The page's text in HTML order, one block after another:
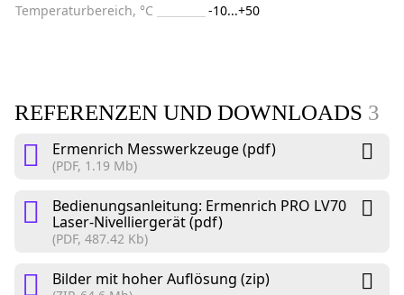
Temperaturbereich, °C -10...+50
REFERENZEN UND DOWNLOADS 3
Ermenrich Messwerkzeuge (pdf)
(PDF, 1.19 Mb)
Bedienungsanleitung: Ermenrich PRO LV70
Laser-Nivelliergerät (pdf)
(PDF, 487.42 Kb)
Bilder mit hoher Auflösung (zip)